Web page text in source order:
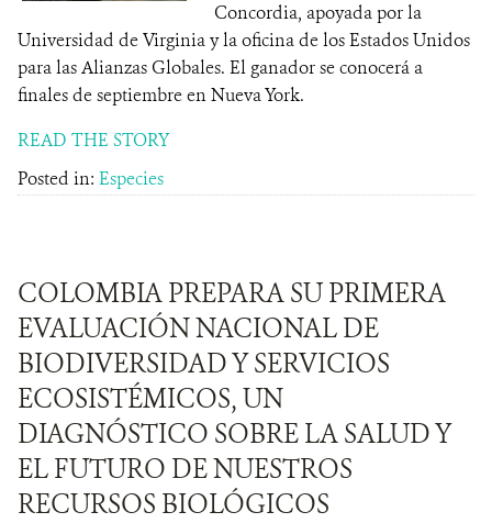
Concordia, apoyada por la
Universidad de Virginia y la oficina de los Estados Unidos
para las Alianzas Globales. El ganador se conocerá a
finales de septiembre en Nueva York.
READ THE STORY
Posted in: Especies
COLOMBIA PREPARA SU PRIMERA
EVALUACIÓN NACIONAL DE
BIODIVERSIDAD Y SERVICIOS
ECOSISTÉMICOS, UN
DIAGNÓSTICO SOBRE LA SALUD Y
EL FUTURO DE NUESTROS
RECURSOS BIOLÓGICOS